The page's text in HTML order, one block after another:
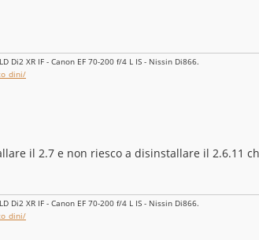
Di2 XR IF - Canon EF 70-200 f/4 L IS - Nissin Di866.
il 2.7 e non riesco a disinstallare il 2.6.11
Di2 XR IF - Canon EF 70-200 f/4 L IS - Nissin Di866.